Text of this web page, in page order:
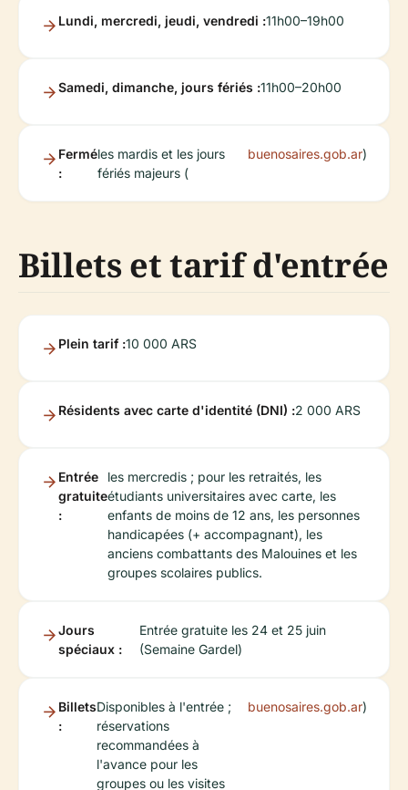
Lundi, mercredi, jeudi, vendredi :11h00–19h00
Samedi, dimanche, jours fériés :11h00–20h00
Fermé
:
les mardis et les jours
fériés majeurs (
buenosaires.gob.ar)
Billets et tarif d'entrée
Plein tarif :10 000 ARS
Résidents avec carte d'identité (DNI) :2 000 ARS
Entrée
gratuite
:
les mercredis ; pour les retraités, les
étudiants universitaires avec carte, les
enfants de moins de 12 ans, les personnes
handicapées (+ accompagnant), les
anciens combattants des Malouines et les
groupes scolaires publics.
Jours
spéciaux :
Entrée gratuite les 24 et 25 juin
(Semaine Gardel)
Billets
:
Disponibles à l'entrée ;
réservations
recommandées à
l'avance pour les
groupes ou les visites
buenosaires.gob.ar)